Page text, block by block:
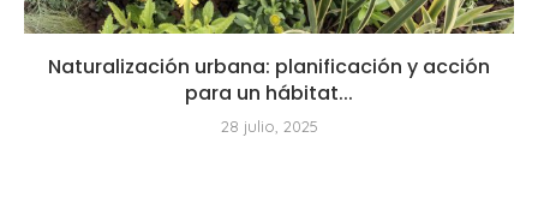
Naturalización urbana: planificación y acción
para un hábitat...
28 julio, 2025